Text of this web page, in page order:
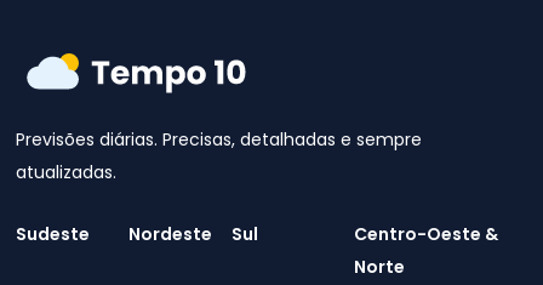
Previsões diárias. Precisas, detalhadas e sempre
atualizadas.
Sudeste Nordeste Sul
Centro-Oeste &
Norte